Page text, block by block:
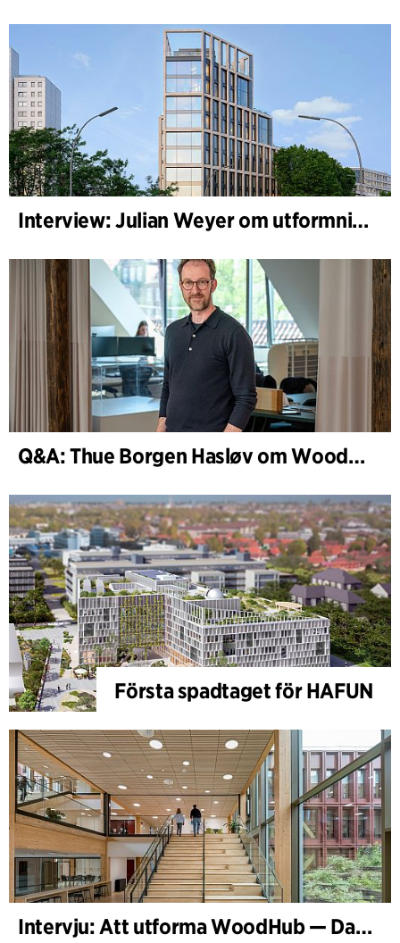
Interview: Julian Weyer om utformningen av B-One
Q&A: Thue Borgen Hasløv om WoodHub
Första spadtaget för HAFUN
Intervju: Att utforma WoodHub — Danmarks största träbyggnad